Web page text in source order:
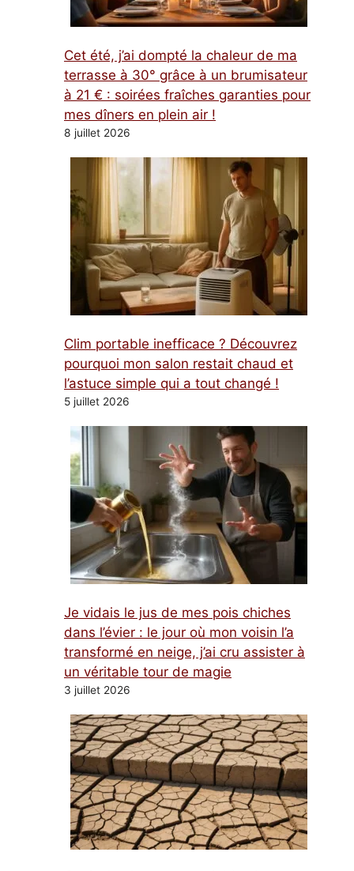
Cet été, j’ai dompté la chaleur de ma
terrasse à 30° grâce à un brumisateur
à 21 € : soirées fraîches garanties pour
mes dîners en plein air !
8 juillet 2026
Clim portable inefficace ? Découvrez
pourquoi mon salon restait chaud et
l’astuce simple qui a tout changé !
5 juillet 2026
Je vidais le jus de mes pois chiches
dans l’évier : le jour où mon voisin l’a
transformé en neige, j’ai cru assister à
un véritable tour de magie
3 juillet 2026